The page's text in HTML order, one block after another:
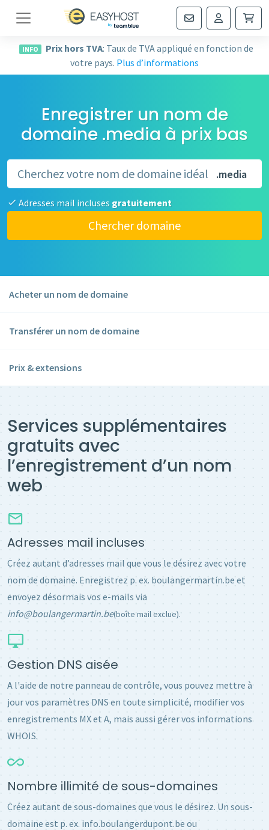
Navigation
INFO Prix hors TVA: Taux de TVA appliqué en fonction de
votre pays. Plus d’informations
Enregistrer un nom de
domaine .media à prix bas
.media
Adresses mail incluses gratuitement
Chercher domaine
Acheter un nom de domaine
Transférer un nom de domaine
Prix & extensions
Services supplémentaires
gratuits avec
l’enregistrement d’un nom
web
Adresses mail incluses
Créez autant d’adresses mail que vous le désirez avec votre
nom de domaine. Enregistrez p. ex. boulangermartin.be et
envoyez désormais vos e-mails via
info@boulangermartin.be(boîte mail exclue).
Gestion DNS aisée
A l'aide de notre panneau de contrôle, vous pouvez mettre à
jour vos paramètres DNS en toute simplicité, modifier vos
enregistrements MX et A, mais aussi gérer vos informations
WHOIS.
Nombre illimité de sous-domaines
Créez autant de sous-domaines que vous le désirez. Un sous-
domaine est p. ex. info.boulangerdupont.be ou